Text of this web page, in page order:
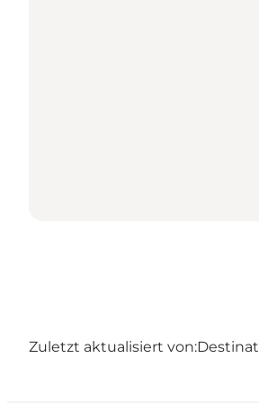
Zuletzt aktualisiert von: